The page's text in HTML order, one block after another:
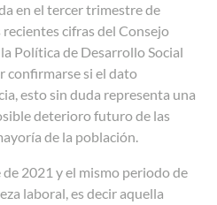
en el tercer trimestre de
recientes cifras del Consejo
Política de Desarrollo Social
confirmarse si el dato
esto sin duda representa una
deterioro futuro de las
de la población.
2021 y el mismo periodo de
laboral, es decir aquella